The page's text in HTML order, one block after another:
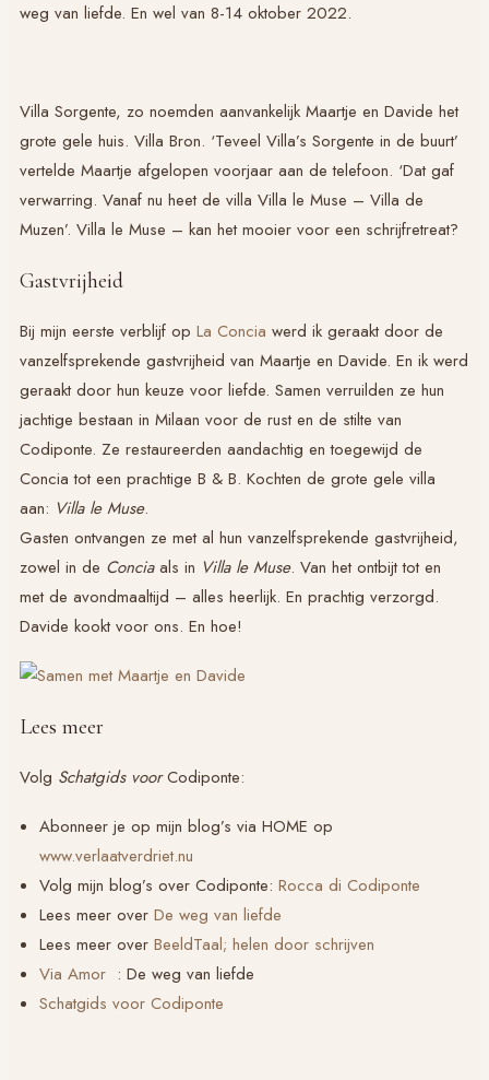
weg van liefde. En wel van 8-14 oktober 2022.
Villa Sorgente, zo noemden aanvankelijk Maartje en Davide het
grote gele huis. Villa Bron. ‘Teveel Villa’s Sorgente in de buurt’
vertelde Maartje afgelopen voorjaar aan de telefoon. ‘Dat gaf
verwarring. Vanaf nu heet de villa Villa le Muse – Villa de
Muzen’. Villa le Muse – kan het mooier voor een schrijfretreat?
Gastvrijheid
Bij mijn eerste verblijf op La Concia werd ik geraakt door de
vanzelfsprekende gastvrijheid van Maartje en Davide. En ik werd
geraakt door hun keuze voor liefde. Samen verruilden ze hun
jachtige bestaan in Milaan voor de rust en de stilte van
Codiponte. Ze restaureerden aandachtig en toegewijd de
Concia tot een prachtige B & B. Kochten de grote gele villa
aan: Villa le Muse.
Gasten ontvangen ze met al hun vanzelfsprekende gastvrijheid,
zowel in de Conciaals in Villa le Muse. Van het ontbijt tot en
met de avondmaaltijd – alles heerlijk. En prachtig verzorgd.
Davide kookt voor ons. En hoe!
Lees meer
Volg Schatgids voorCodiponte:
Abonneer je op mijn blog’s via HOME op
www.verlaatverdriet.nu
Volg mijn blog’s over Codiponte: Rocca di Codiponte
Lees meer over De weg van liefde
Lees meer over BeeldTaal; helen door schrijven
Via Amor : De weg van liefde
Schatgids voor Codiponte